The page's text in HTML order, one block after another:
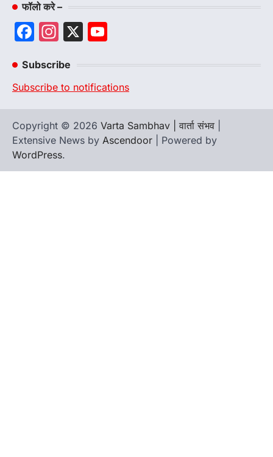
फॉलो करे –
Facebook
Instagram
X
Subscribe
Subscribe to notifications
Copyright © 2026 Varta Sambhav | वार्ता संभव
Extensive News by Ascendoor | Powered by
WordPress.